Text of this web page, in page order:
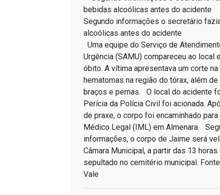
Segundo informações o secretário
alcoólicas antes do acidente
Uma equipe do Serviço de
Urgência (SAMU) compareceu ao local
óbito. A vítima apresentava um corte
hematomas na região do tórax, além
braços e pernas. O local do acidente
Perícia da Polícia Civil foi acionada.
de praxe, o corpo foi encaminhado
Médico Legal (IML) em Almenara.
informações, o corpo de Jaime será
Câmara Municipal, a partir das 13
sepultado no cemitério municipal.
Vale